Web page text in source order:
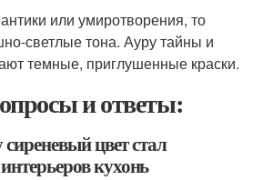
или умиротворения, то
светлые тона. Ауру тайны и
темные, приглушенные краски.
и ответы:
цвет стал
кухонь